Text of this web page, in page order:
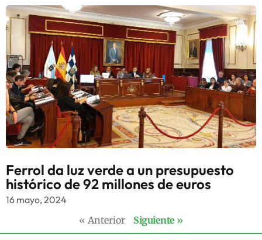
Ferrol da luz verde a un presupuesto
histórico de 92 millones de euros
16 mayo, 2024
« Anterior
Siguiente »